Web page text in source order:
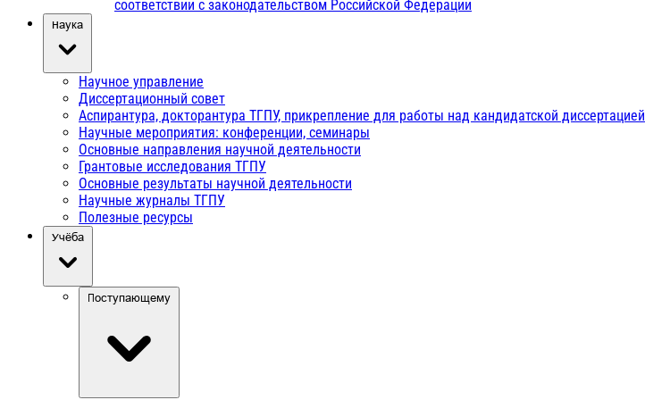
соответствии с законодательством Российской Федерации
Наука
Научное управление
Диссертационный совет
Аспирантура, докторантура ТГПУ, прикрепление для работы над кандидатской диссертацией
Научные мероприятия: конференции, семинары
Основные направления научной деятельности
Грантовые исследования ТГПУ
Основные результаты научной деятельности
Научные журналы ТГПУ
Полезные ресурсы
Учёба
Поступающему